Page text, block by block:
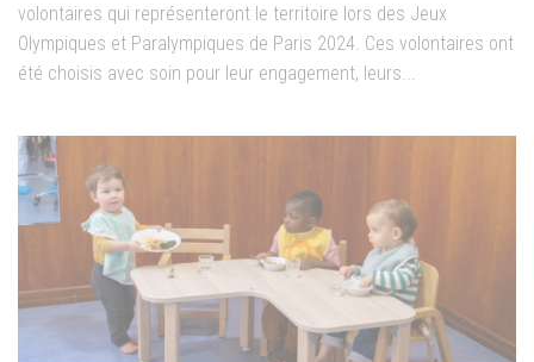
volontaires qui représenteront le territoire lors des Jeux
Olympiques et Paralympiques de Paris 2024. Ces volontaires ont
été choisis avec soin pour leur engagement, leurs...